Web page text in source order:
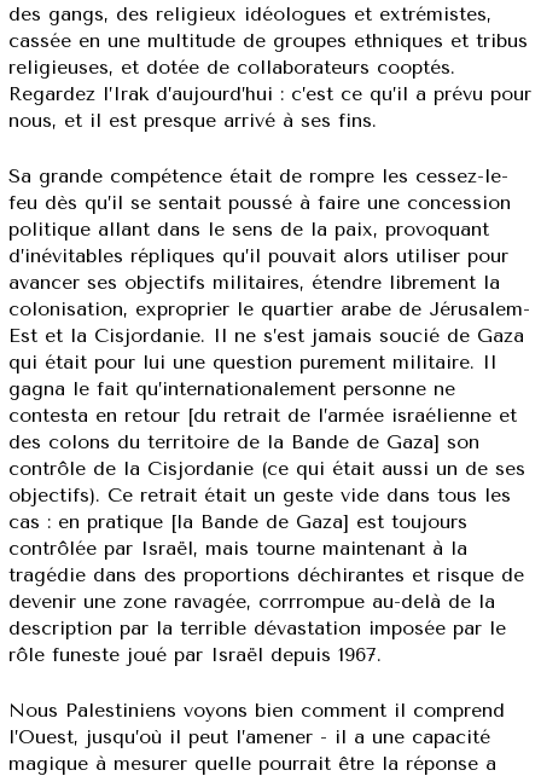
des gangs, des religieux idéologues et extrémistes,
cassée en une multitude de groupes ethniques et tribus
religieuses, et dotée de collaborateurs cooptés.
Regardez l’Irak d’aujourd’hui : c’est ce qu’il a prévu pour
nous, et il est presque arrivé à ses fins.
Sa grande compétence était de rompre les cessez-le-
feu dès qu’il se sentait poussé à faire une concession
politique allant dans le sens de la paix, provoquant
d’inévitables répliques qu’il pouvait alors utiliser pour
avancer ses objectifs militaires, étendre librement la
colonisation, exproprier le quartier arabe de Jérusalem-
Est et la Cisjordanie. Il ne s’est jamais soucié de Gaza
qui était pour lui une question purement militaire. Il
gagna le fait qu’internationalement personne ne
contesta en retour [du retrait de l’armée israélienne et
des colons du territoire de la Bande de Gaza] son
contrôle de la Cisjordanie (ce qui était aussi un de ses
objectifs). Ce retrait était un geste vide dans tous les
cas : en pratique [la Bande de Gaza] est toujours
contrôlée par Israël, mais tourne maintenant à la
tragédie dans des proportions déchirantes et risque de
devenir une zone ravagée, corrrompue au-delà de la
description par la terrible dévastation imposée par le
rôle funeste joué par Israël depuis 1967.
Nous Palestiniens voyons bien comment il comprend
l’Ouest, jusqu’où il peut l’amener - il a une capacité
magique à mesurer quelle pourrait être la réponse a